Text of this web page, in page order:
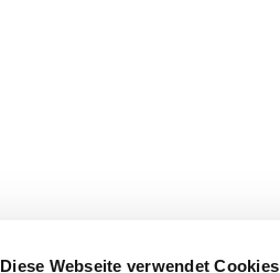
Diese Webseite verwendet Cookies